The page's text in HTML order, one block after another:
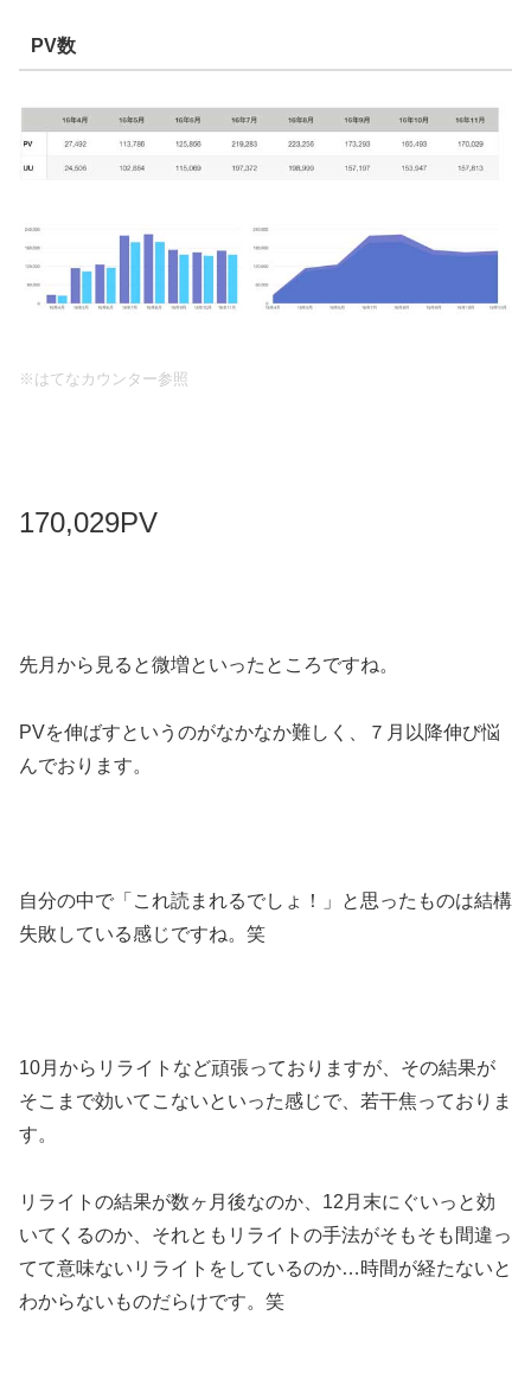
PV数
※はてなカウンター参照
170,029PV
先月から見ると微増といったところですね。
PVを伸ばすというのがなかなか難しく、７月以降伸び悩
んでおります。
自分の中で「これ読まれるでしょ！」と思ったものは結構
失敗している感じですね。笑
10月からリライトなど頑張っておりますが、その結果が
そこまで効いてこないといった感じで、若干焦っておりま
す。
リライトの結果が数ヶ月後なのか、12月末にぐいっと効
いてくるのか、それともリライトの手法がそもそも間違っ
てて意味ないリライトをしているのか…時間が経たないと
わからないものだらけです。笑